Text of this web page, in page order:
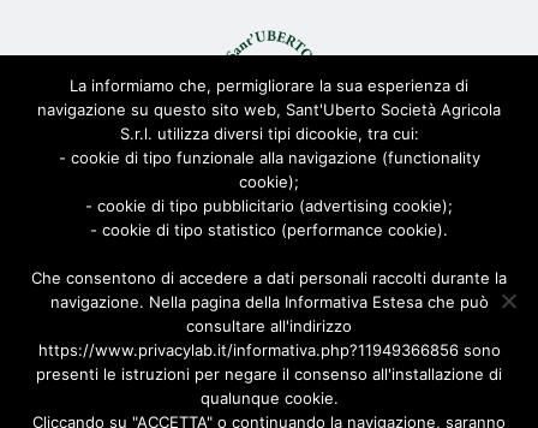
© Sant'Uberto Società Agricola s.r.l. - All Rights Reserved CF:
08155680963
Viale Toscana 200, 21052 Busto Arsizio [VARESE]
Privacy Policy |Cookie Policy| Powered byAD-ADVANCED
La informiamo che, permigliorare la sua esperienza di
navigazione su questo sito web, Sant'Uberto Società Agricola
S.r.l. utilizza diversi tipi dicookie, tra cui:
- cookie di tipo funzionale alla navigazione (functionality
cookie);
- cookie di tipo pubblicitario (advertising cookie);
- cookie di tipo statistico (performance cookie).
Che consentono di accedere a dati personali raccolti durante la
navigazione. Nella pagina della Informativa Estesa che può
consultare all'indirizzo
https://www.privacylab.it/informativa.php?11949366856 sono
presenti le istruzioni per negare il consenso all'installazione di
qualunque cookie.
Cliccando su "ACCETTA" o continuando la navigazione, saranno